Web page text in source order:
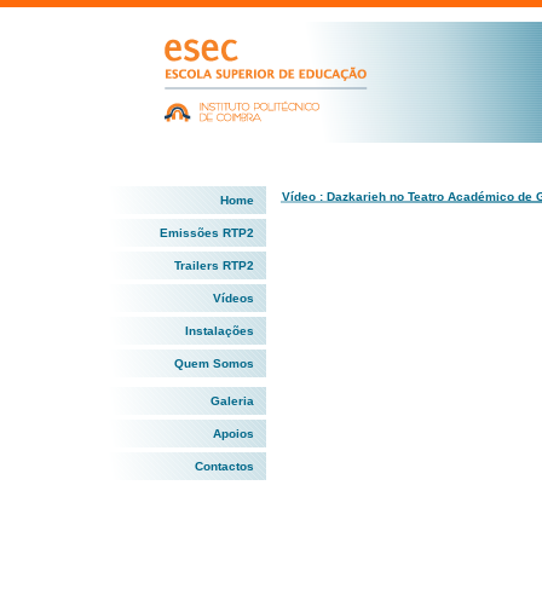
Home
Emissões RTP2
Trailers RTP2
Vídeos
Instalações
Quem Somos
Galeria
Apoios
Contactos
Vídeo : Dazkarieh no Teatro Académico de